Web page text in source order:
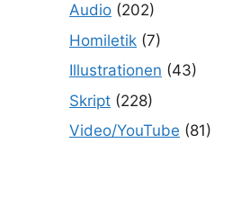
Audio (202)
Homiletik (7)
Illustrationen (43)
Skript (228)
Video/YouTube (81)